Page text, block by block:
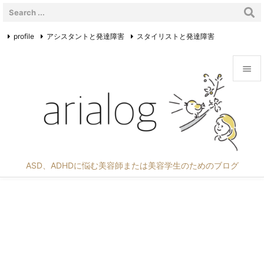
ASD、ADHDに悩む美容師または美容学生のためのブログ

profile アシスタントと発達障害 スタイリストと発達障害